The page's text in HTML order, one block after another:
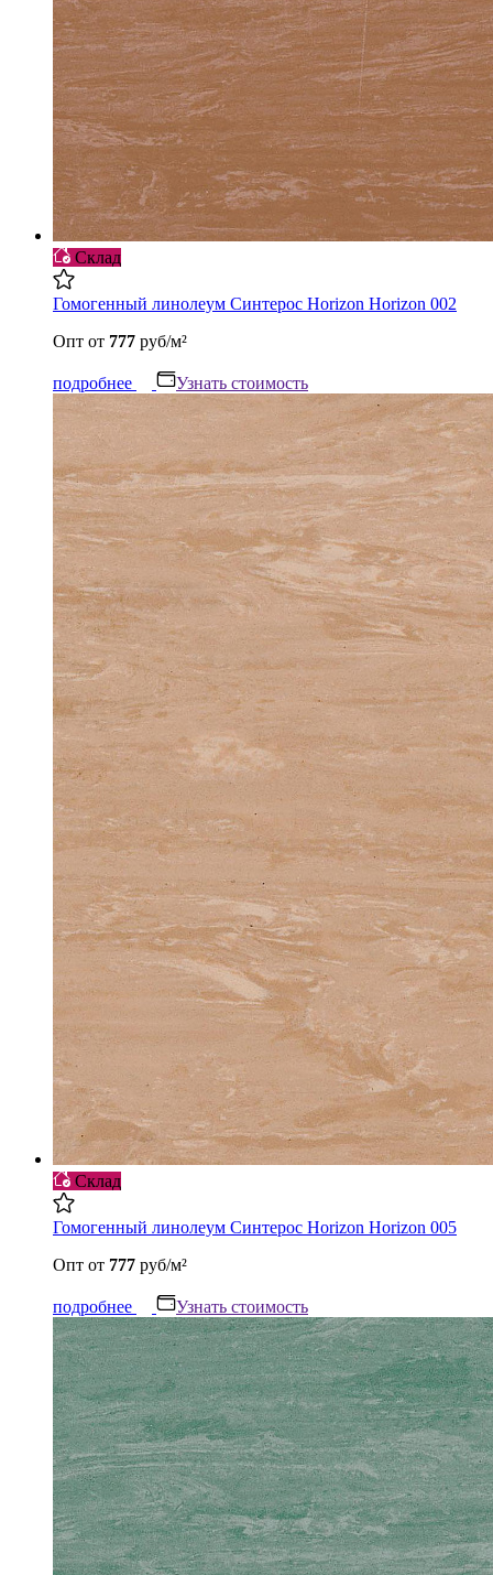
Склад
Гомогенный линолеум Синтерос Horizon Horizon 002
Опт от 777 руб/м²
подробнее Узнать стоимость
Склад
Гомогенный линолеум Синтерос Horizon Horizon 005
Опт от 777 руб/м²
подробнее Узнать стоимость